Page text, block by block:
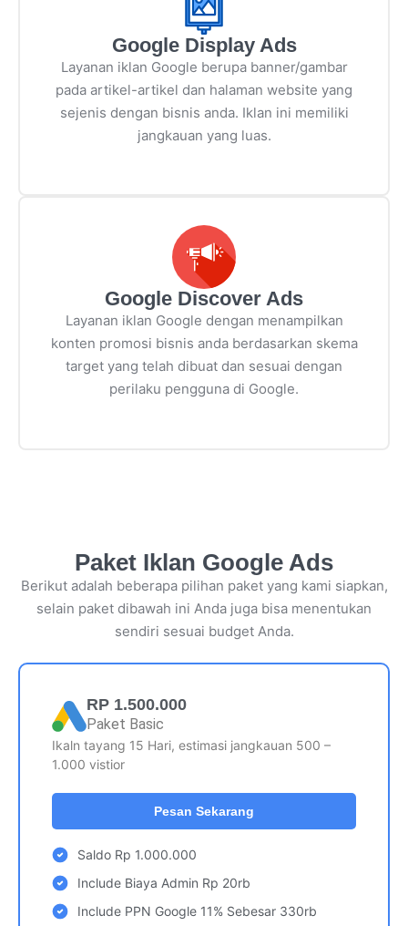
Google Display Ads
Layanan iklan Google berupa banner/gambar
pada artikel-artikel dan halaman website yang
sejenis dengan bisnis anda. Iklan ini memiliki
jangkauan yang luas.
Google Discover Ads
Layanan iklan Google dengan menampilkan
konten promosi bisnis anda berdasarkan skema
target yang telah dibuat dan sesuai dengan
perilaku pengguna di Google.
Paket Iklan Google Ads
Berikut adalah beberapa pilihan paket yang kami siapkan,
selain paket dibawah ini Anda juga bisa menentukan
sendiri sesuai budget Anda.
RP 1.500.000
Paket Basic
Ikaln tayang 15 Hari, estimasi jangkauan 500 –
1.000 vistior
Pesan Sekarang
Saldo Rp 1.000.000
Include Biaya Admin Rp 20rb
Include PPN Google 11% Sebesar 330rb